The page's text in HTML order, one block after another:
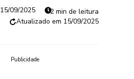
15/09/2025
2 min de leitura
15/09/2025
Publicidade